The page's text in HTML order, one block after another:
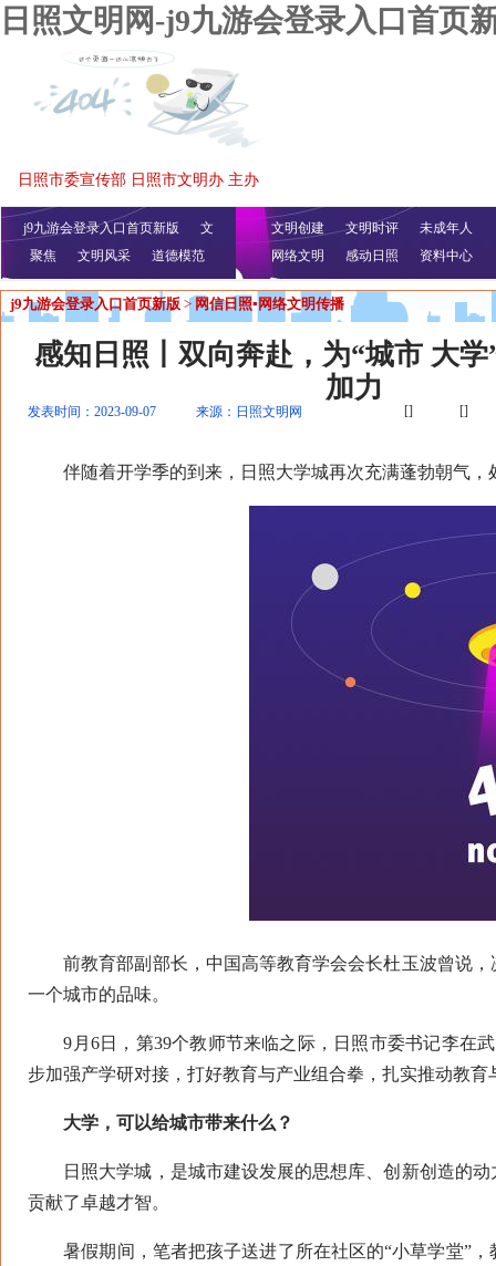
日照文明网-j9九游会登录入口首页
日照市委宣传部 日照市文明办 主办
j9九游会登录入口首页新版
文
明播报
公益视频
聚焦 文明风采 道德模范
文明创建 文明时评
未成年人
网络文明
感动日照 资料中心
j9九游会登录入口首页新版 > 网信日照▪网络文明传播
感知日照丨双向奔赴，为“城市 大
加力
发表时间：2023-09-07 来源：日照文明网 [] []
伴随着开学季的到来，日照大学城再次充满蓬勃朝气，
前教育部副部长，中国高等教育学会会长杜玉波曾说，
一个城市的品味。
9月6日，第39个教师节来临之际，日照市委书记李在武
步加强产学研对接，打好教育与产业组合拳，扎实推动教
大学，可以给城市带来什么？
日照大学城，是城市建设发展的思想库、创新创造的动
贡献了卓越才智。
暑假期间，笔者把孩子送进了所在社区的“小草学堂”，